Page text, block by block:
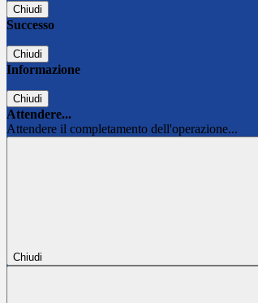
Chiudi
Successo
Chiudi
Informazione
Chiudi
Attendere...
Attendere il completamento dell'operazione...
Chiudi